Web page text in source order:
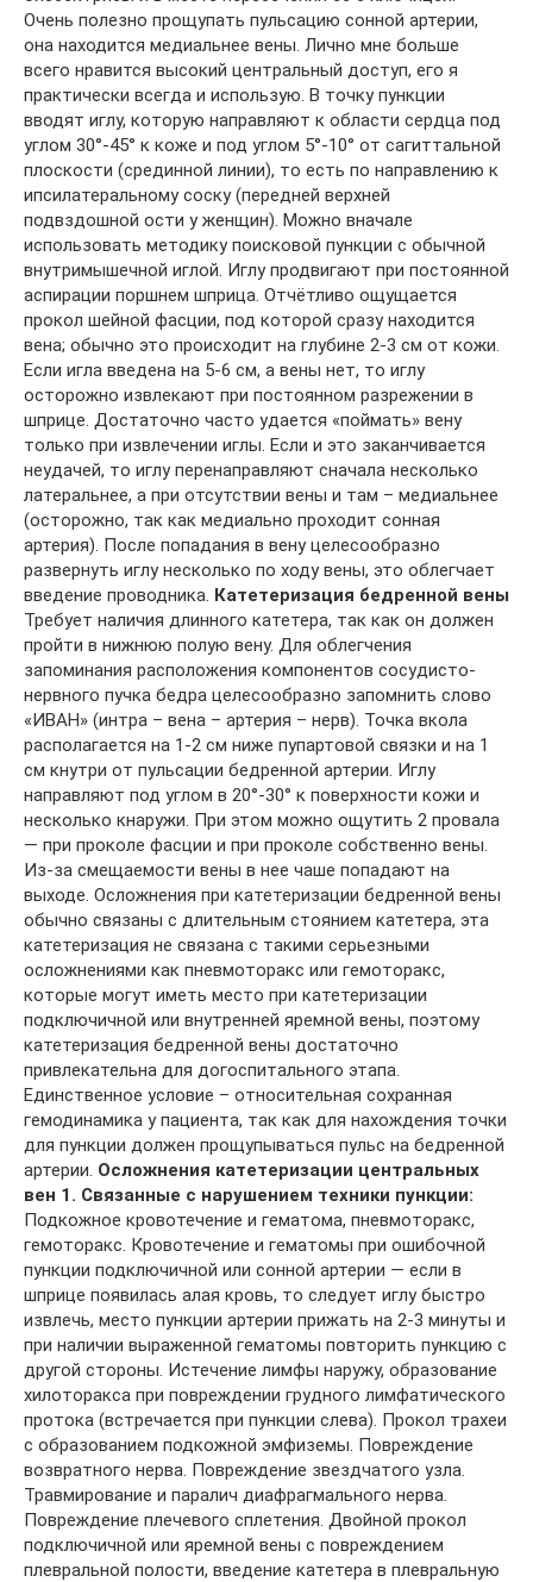
Очень полезно прощупать пульсацию сонной артерии,
она находится медиальнее вены. Лично мне больше
всего нравится высокий центральный доступ, его я
практически всегда и использую. В точку пункции
вводят иглу, которую направляют к области сердца под
углом 30°-45° к коже и под углом 5°-10° от сагиттальной
плоскости (срединной линии), то есть по направлению к
ипсилатеральному соску (передней верхней
подвздошной ости у женщин). Можно вначале
использовать методику поисковой пункции с обычной
внутримышечной иглой. Иглу продвигают при постоянной
аспирации поршнем шприца. Отчётливо ощущается
прокол шейной фасции, под которой сразу находится
вена; обычно это происходит на глубине 2-3 см от кожи.
Если игла введена на 5-6 см, а вены нет, то иглу
осторожно извлекают при постоянном разрежении в
шприце. Достаточно часто удается «поймать» вену
только при извлечении иглы. Если и это заканчивается
неудачей, то иглу перенаправляют сначала несколько
латеральнее, а при отсутствии вены и там – медиальнее
(осторожно, так как медиально проходит сонная
артерия). После попадания в вену целесообразно
развернуть иглу несколько по ходу вены, это облегчает
введение проводника. Катетеризация бедренной вены
Требует наличия длинного катетера, так как он должен
пройти в нижнюю полую вену. Для облегчения
запоминания расположения компонентов сосудисто-
нервного пучка бедра целесообразно запомнить слово
«ИВАН» (интра – вена – артерия – нерв). Точка вкола
располагается на 1-2 см ниже пупартовой связки и на 1
см кнутри от пульсации бедренной артерии. Иглу
направляют под углом в 20°-30° к поверхности кожи и
несколько кнаружи. При этом можно ощутить 2 провала
— при проколе фасции и при проколе собственно вены.
Из-за смещаемости вены в нее чаше попадают на
выходе. Осложнения при катетеризации бедренной вены
обычно связаны с длительным стоянием катетера, эта
катетеризация не связана с такими серьезными
осложнениями как пневмоторакс или гемоторакс,
которые могут иметь место при катетеризации
подключичной или внутренней яремной вены, поэтому
катетеризация бедренной вены достаточно
привлекательна для догоспитального этапа.
Единственное условие – относительная сохранная
гемодинамика у пациента, так как для нахождения точки
для пункции должен прощупываться пульс на бедренной
артерии. Осложнения катетеризации центральных
вен 1. Связанные с нарушением техники пункции:
Подкожное кровотечение и гематома, пневмоторакс,
гемоторакс. Кровотечение и гематомы при ошибочной
пункции подключичной или сонной артерии — если в
шприце появилась алая кровь, то следует иглу быстро
извлечь, место пункции артерии прижать на 2-3 минуты и
при наличии выраженной гематомы повторить пункцию с
другой стороны. Истечение лимфы наружу, образование
хилоторакса при повреждении грудного лимфатического
протока (встречается при пункции слева). Прокол трахеи
с образованием подкожной эмфиземы. Повреждение
возвратного нерва. Повреждение звездчатого узла.
Травмирование и паралич диафрагмального нерва.
Повреждение плечевого сплетения. Двойной прокол
подключичной или яремной вены с повреждением
плевральной полости, введение катетера в плевральную